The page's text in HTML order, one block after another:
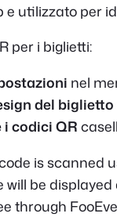
e utilizzato per
per i biglietti:
nel
del biglietto
codici QR
is
will be
through